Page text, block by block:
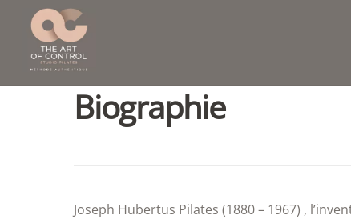
content
Biographie
Joseph Hubertus Pilates (1880 – 1967) ,